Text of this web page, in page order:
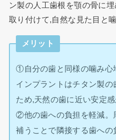
ン製の人工歯根を顎の骨に
取り付けて,自然な見た目と
メリット
①自分の歯と同様の噛み心
インプラントはチタン製
ため,天然の歯に近い安定
②他の歯への負担を軽減。
補うことで隣接する歯へ